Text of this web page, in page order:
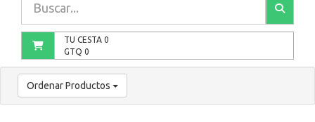
TU CESTA 0
GTQ 0
Ordenar Productos